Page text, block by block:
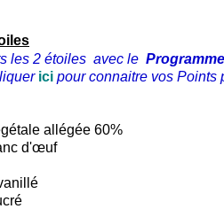
les 2 étoiles avec le
ici pour connaitre vos Points
allégée 60%
d'œuf